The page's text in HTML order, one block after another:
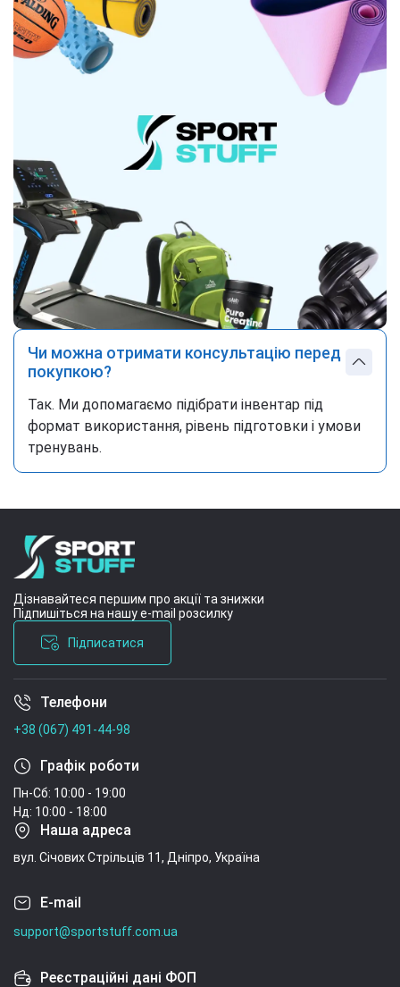
Чи можна отримати консультацію перед
покупкою?
Так. Ми допомагаємо підібрати інвентар під
формат використання, рівень підготовки і умови
тренувань.
Дізнавайтеся першим про акції та знижки
Підпишіться на нашу e-mail розсилку
Підписатися
Умови угоди
Телефони
+38 (067) 491-44-98
Графік роботи
Пн-Сб: 10:00 - 19:00
Нд: 10:00 - 18:00
Наша адреса
вул. Січових Стрільців 11, Дніпро, Україна
E-mail
support@sportstuff.com.ua
Реєстраційні дані ФОП